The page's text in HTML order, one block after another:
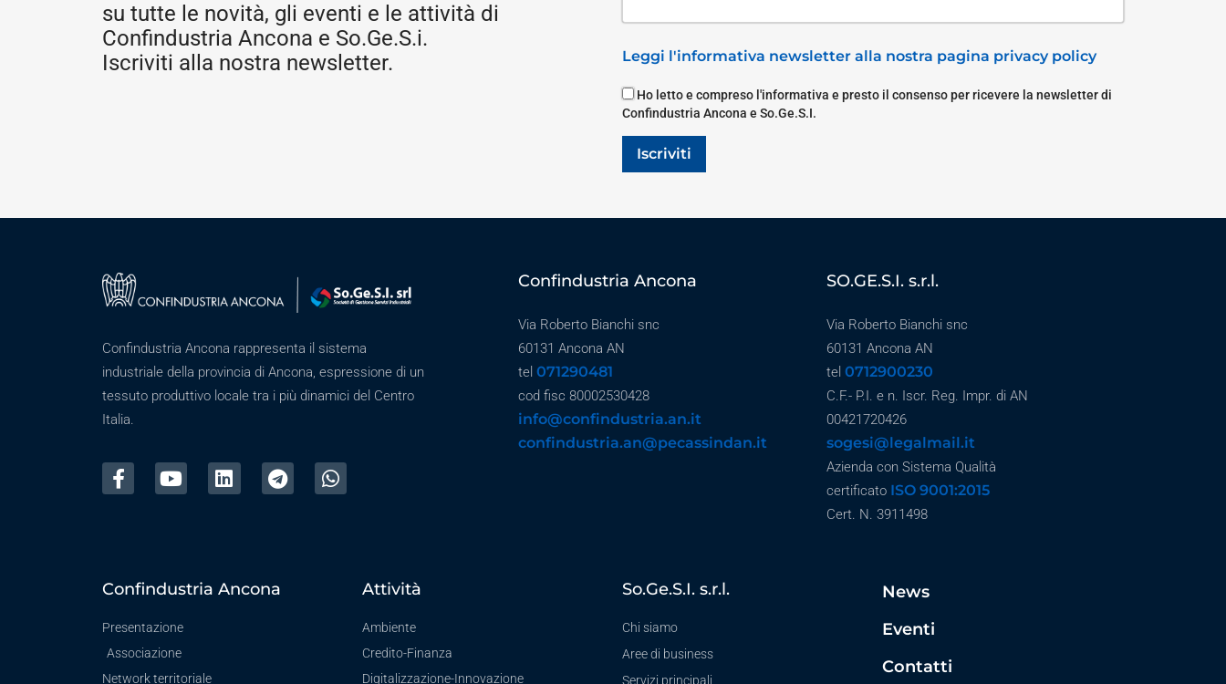
su tutte le novità, gli eventi e le attività di
Confindustria Ancona e So.Ge.S.i.
Iscriviti alla nostra newsletter.
Leggi l'informativa newsletter alla nostra pagina privacy policy
Ho letto e compreso l'informativa e presto il consenso per ricevere la newsletter di
Confindustria Ancona e So.Ge.S.I.
Iscriviti
Confindustria Ancona rappresenta il sistema
industriale della provincia di Ancona, espressione di un
tessuto produttivo locale tra i più dinamici del Centro
Italia.
Confindustria Ancona
Via Roberto Bianchi snc
60131 Ancona AN
tel 071290481
cod fisc 80002530428
info@confindustria.an.it
confindustria.an@pecassindan.it
SO.GE.S.I. s.r.l.
Via Roberto Bianchi snc
60131 Ancona AN
tel 0712900230
C.F.- P.I. e n. Iscr. Reg. Impr. di AN
00421720426
sogesi@legalmail.it
Azienda con Sistema Qualità
certificato ISO 9001:2015
Cert. N. 3911498
Confindustria Ancona
Presentazione
Associazione
Network territoriale
Attività
Ambiente
Credito-Finanza
Digitalizzazione-Innovazione
So.Ge.S.I. s.r.l.
Chi siamo
Aree di business
Servizi principali
News
Eventi
Contatti